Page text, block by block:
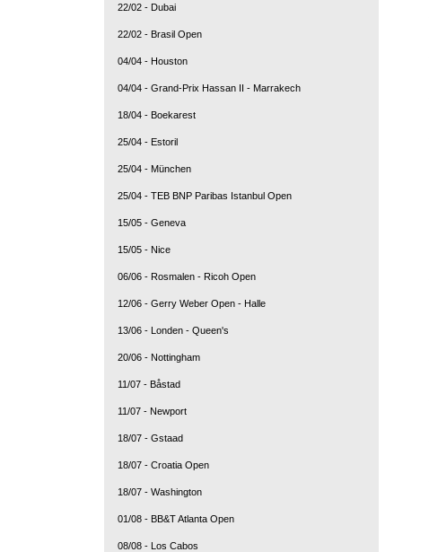
22/02 - Dubai
22/02 - Brasil Open
04/04 - Houston
04/04 - Grand-Prix Hassan II - Marrakech
18/04 - Boekarest
25/04 - Estoril
25/04 - München
25/04 - TEB BNP Paribas Istanbul Open
15/05 - Geneva
15/05 - Nice
06/06 - Rosmalen - Ricoh Open
12/06 - Gerry Weber Open - Halle
13/06 - Londen - Queen's
20/06 - Nottingham
11/07 - Båstad
11/07 - Newport
18/07 - Gstaad
18/07 - Croatia Open
18/07 - Washington
01/08 - BB&T Atlanta Open
08/08 - Los Cabos